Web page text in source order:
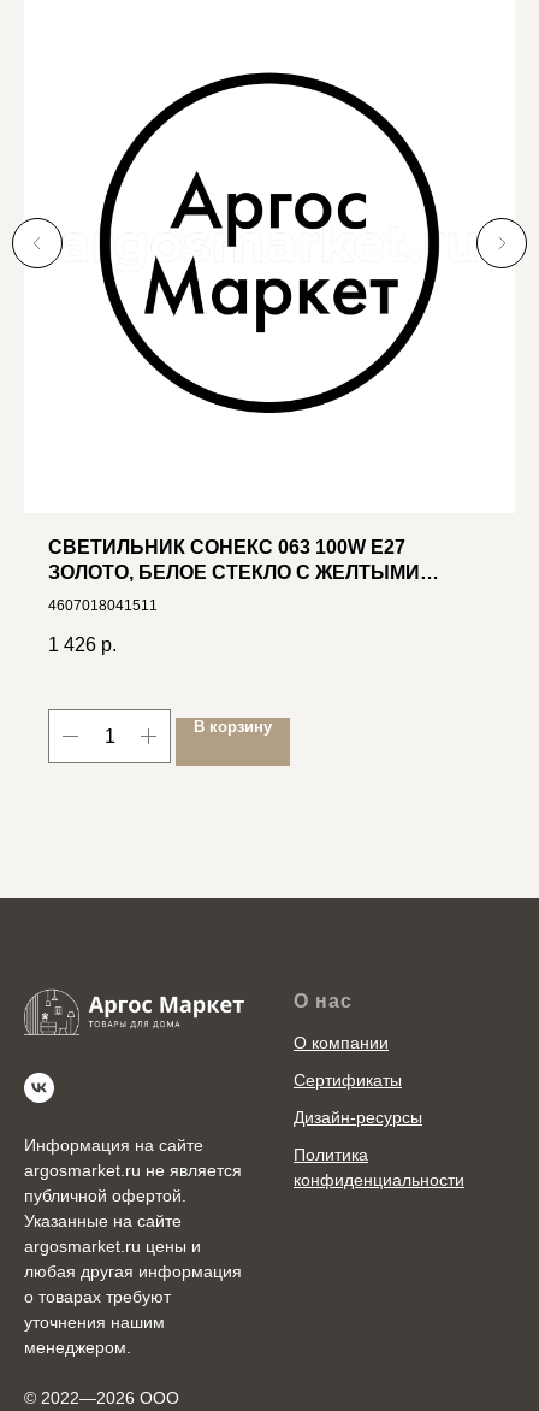
СВЕТИЛЬНИК СОНЕКС 063 100W Е27
ЗОЛОТО, БЕЛОЕ СТЕКЛО С ЖЕЛТЫМИ
КВАДРАТАМИ ПО КРАЮ
4607018041511
1 426 р.
В корзину
Информация на сайте
argosmarket.ru не является
публичной офертой.
Указанные на сайте
argosmarket.ru цены и
любая другая информация
о товарах требуют
уточнения нашим
менеджером.
© 2022—2026 ООО
О нас
О компании
Сертификаты
Дизайн-ресурсы
Политика
конфиденциальности